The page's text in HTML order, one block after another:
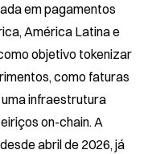
em pagamentos
América Latina e
objetivo tokenizar
como faturas
infraestrutura
on-chain. A
abril de 2026, já